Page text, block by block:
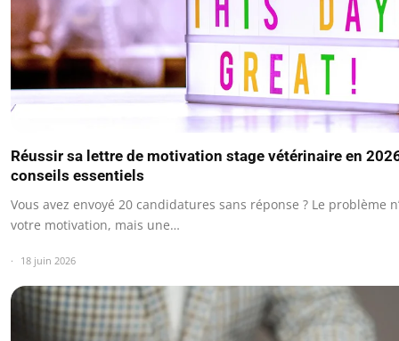
Réussir sa lettre de motivation stage vétérinaire en
conseils essentiels
Vous avez envoyé 20 candidatures sans réponse ? Le problème
votre motivation, mais une…
18 juin 2026